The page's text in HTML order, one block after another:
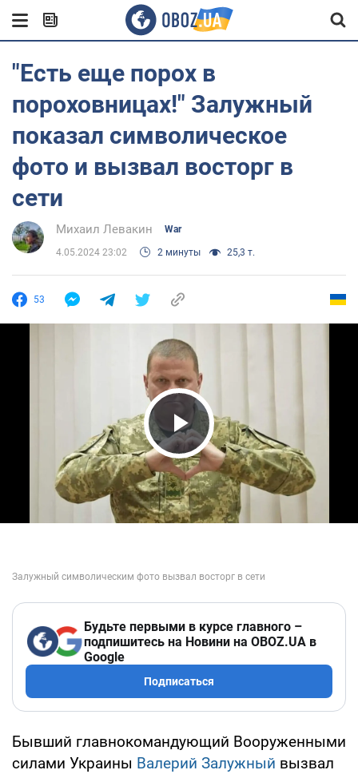
"Есть еще порох в
пороховницах!" Залужный
показал символическое
фото и вызвал восторг в
сети
Михаил Левакин War
4.05.2024 23:02 2 минуты 25,3 т.
53
Play Video
Будьте первыми в курсе главного –
подпишитесь на Новини на OBOZ.UA в
Google
Подписаться
Бывший главнокомандующий Вооруженными
силами Украины Валерий Залужный вызвал